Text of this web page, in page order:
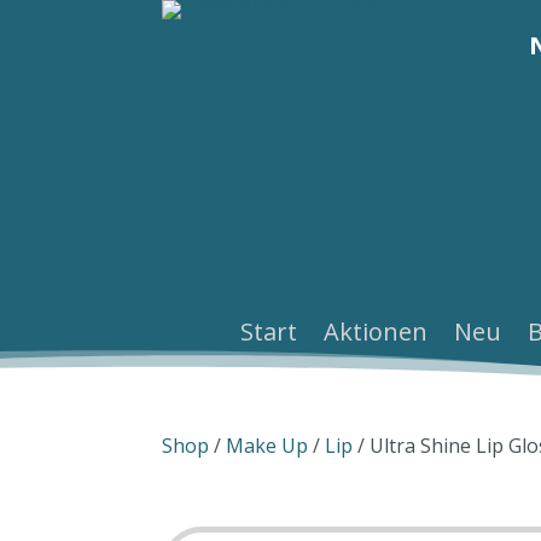
Start Aktionen Neu
Shop / Make Up / Lip / Ultra Shine Lip